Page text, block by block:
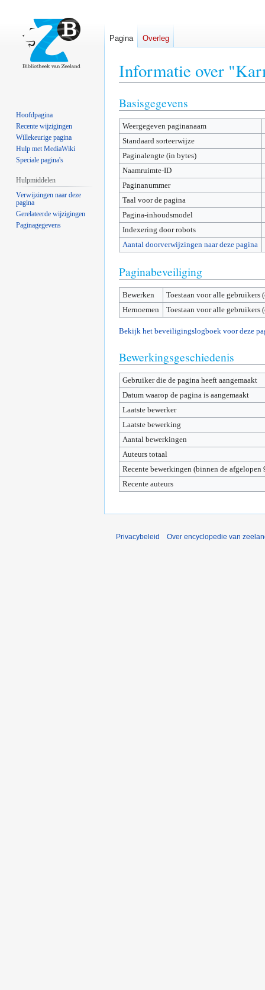
Informatie over
Naar
navigatie
springen
Naar
zoeken
springen
Basisgegevens
Weergegeven paginanaam
Standaard sorteerwijze
Paginalengte (in bytes)
Naamruimte-ID
Paginanummer
Taal voor de pagina
Pagina-inhoudsmodel
Indexering door robots
Aantal doorverwijzingen naar deze pagina
Paginabeveiliging
Bewerken
Toestaan voor alle gebruikers
Hernoemen
Toestaan voor alle gebruikers
Bekijk het beveiligingslogboek voor deze
Bewerkingsgeschiedenis
Gebruiker die de pagina heeft aangemaakt
Datum waarop de pagina is aangemaakt
Laatste bewerker
Laatste bewerking
Aantal bewerkingen
Auteurs totaal
Recente bewerkingen (binnen de afgelopen
Recente auteurs
Pagina Overleg
Hoofdpagina
Recente wijzigingen
Willekeurige pagina
Hulp met MediaWiki
Speciale pagina's
Hulpmiddelen
Verwijzingen naar deze
pagina
Gerelateerde wijzigingen
Paginagegevens
Privacybeleid Over encyclopedie van